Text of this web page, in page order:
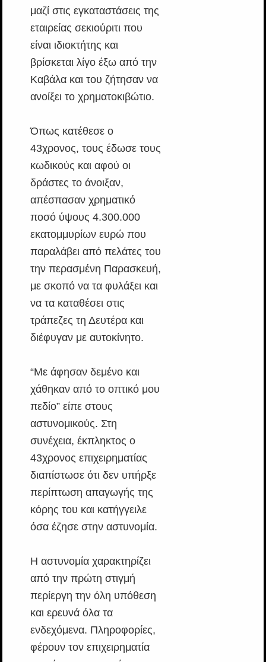
μαζί στις εγκαταστάσεις της
εταιρείας σεκιούριτι που
είναι ιδιοκτήτης και
βρίσκεται λίγο έξω από την
Καβάλα και του ζήτησαν να
ανοίξει το χρηματοκιβώτιο.
Όπως κατέθεσε ο
43χρονος, τους έδωσε τους
κωδικούς και αφού οι
δράστες το άνοιξαν,
απέσπασαν χρηματικό
ποσό ύψους 4.300.000
εκατομμυρίων ευρώ που
παραλάβει από πελάτες του
την περασμένη Παρασκευή,
με σκοπό να τα φυλάξει και
να τα καταθέσει στις
τράπεζες τη Δευτέρα και
διέφυγαν με αυτοκίνητο.
“Με άφησαν δεμένο και
χάθηκαν από το οπτικό μου
πεδίο” είπε στους
αστυνομικούς. Στη
συνέχεια, έκπληκτος ο
43χρονος επιχειρηματίας
διαπίστωσε ότι δεν υπήρξε
περίπτωση απαγωγής της
κόρης του και κατήγγειλε
όσα έζησε στην αστυνομία.
Η αστυνομία χαρακτηρίζει
από την πρώτη στιγμή
περίεργη την όλη υπόθεση
και ερευνά όλα τα
ενδεχόμενα. Πληροφορίες,
φέρουν τον επιχειρηματία